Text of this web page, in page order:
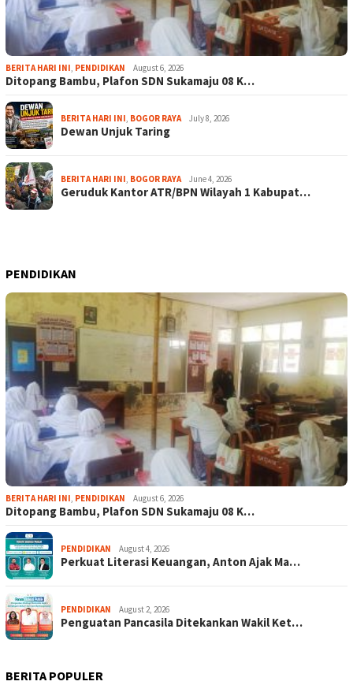
BERITA HARI INI, PENDIDIKAN August 6, 2026
Ditopang Bambu, Plafon SDN Sukamaju 08 K…
BERITA HARI INI, BOGOR RAYA July 8, 2026
Dewan Unjuk Taring
BERITA HARI INI, BOGOR RAYA June 4, 2026
Geruduk Kantor ATR/BPN Wilayah 1 Kabupat…
PENDIDIKAN
BERITA HARI INI, PENDIDIKAN August 6, 2026
Ditopang Bambu, Plafon SDN Sukamaju 08 K…
PENDIDIKAN August 4, 2026
Perkuat Literasi Keuangan, Anton Ajak Ma…
PENDIDIKAN August 2, 2026
Penguatan Pancasila Ditekankan Wakil Ket…
BERITA POPULER